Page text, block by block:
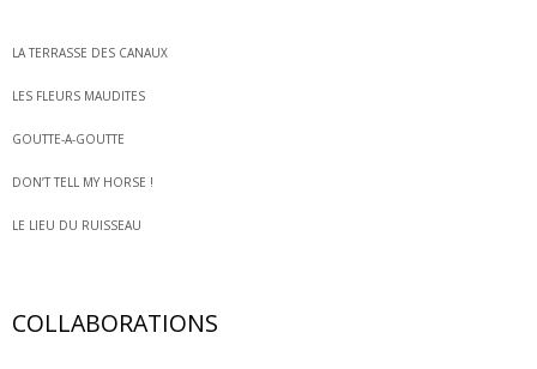
LA TERRASSE DES CANAUX
LES FLEURS MAUDITES
GOUTTE-A-GOUTTE
DON’T TELL MY HORSE !
LE LIEU DU RUISSEAU
COLLABORATIONS